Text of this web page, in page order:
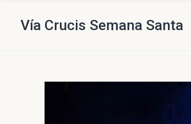
Vía Crucis Semana Santa